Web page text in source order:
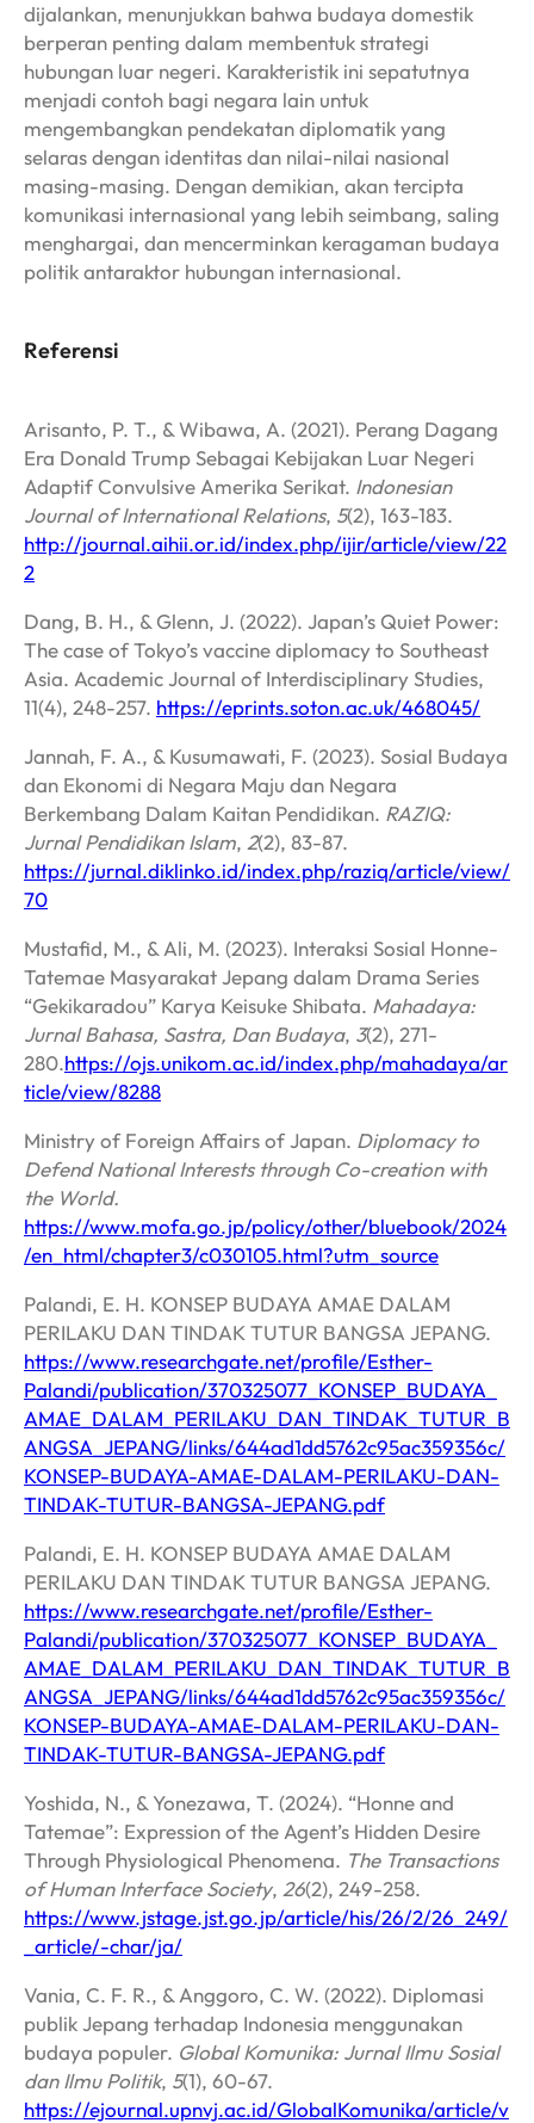
dijalankan, menunjukkan bahwa budaya domestik
berperan penting dalam membentuk strategi
hubungan luar negeri. Karakteristik ini sepatutnya
menjadi contoh bagi negara lain untuk
mengembangkan pendekatan diplomatik yang
selaras dengan identitas dan nilai-nilai nasional
masing-masing. Dengan demikian, akan tercipta
komunikasi internasional yang lebih seimbang, saling
menghargai, dan mencerminkan keragaman budaya
politik antaraktor hubungan internasional.
Referensi
Arisanto, P. T., & Wibawa, A. (2021). Perang Dagang
Era Donald Trump Sebagai Kebijakan Luar Negeri
Adaptif Convulsive Amerika Serikat. Indonesian
Journal of International Relations, 5(2), 163-183.
http://journal.aihii.or.id/index.php/ijir/article/view/22
2
Dang, B. H., & Glenn, J. (2022). Japan’s Quiet Power:
The case of Tokyo’s vaccine diplomacy to Southeast
Asia. Academic Journal of Interdisciplinary Studies,
11(4), 248-257. https://eprints.soton.ac.uk/468045/
Jannah, F. A., & Kusumawati, F. (2023). Sosial Budaya
dan Ekonomi di Negara Maju dan Negara
Berkembang Dalam Kaitan Pendidikan. RAZIQ:
Jurnal Pendidikan Islam, 2(2), 83-87.
https://jurnal.diklinko.id/index.php/raziq/article/view/
70
Mustafid, M., & Ali, M. (2023). Interaksi Sosial Honne-
Tatemae Masyarakat Jepang dalam Drama Series
“Gekikaradou” Karya Keisuke Shibata. Mahadaya:
Jurnal Bahasa, Sastra, Dan Budaya, 3(2), 271-
280.https://ojs.unikom.ac.id/index.php/mahadaya/ar
ticle/view/8288
Ministry of Foreign Affairs of Japan. Diplomacy to
Defend National Interests through Co-creation with
the World.
https://www.mofa.go.jp/policy/other/bluebook/2024
/en_html/chapter3/c030105.html?utm_source
Palandi, E. H. KONSEP BUDAYA AMAE DALAM
PERILAKU DAN TINDAK TUTUR BANGSA JEPANG.
https://www.researchgate.net/profile/Esther-
Palandi/publication/370325077_KONSEP_BUDAYA_
AMAE_DALAM_PERILAKU_DAN_TINDAK_TUTUR_B
ANGSA_JEPANG/links/644ad1dd5762c95ac359356c/
KONSEP-BUDAYA-AMAE-DALAM-PERILAKU-DAN-
TINDAK-TUTUR-BANGSA-JEPANG.pdf
Palandi, E. H. KONSEP BUDAYA AMAE DALAM
PERILAKU DAN TINDAK TUTUR BANGSA JEPANG.
https://www.researchgate.net/profile/Esther-
Palandi/publication/370325077_KONSEP_BUDAYA_
AMAE_DALAM_PERILAKU_DAN_TINDAK_TUTUR_B
ANGSA_JEPANG/links/644ad1dd5762c95ac359356c/
KONSEP-BUDAYA-AMAE-DALAM-PERILAKU-DAN-
TINDAK-TUTUR-BANGSA-JEPANG.pdf
Yoshida, N., & Yonezawa, T. (2024). “Honne and
Tatemae”: Expression of the Agent’s Hidden Desire
Through Physiological Phenomena. The Transactions
of Human Interface Society, 26(2), 249-258.
https://www.jstage.jst.go.jp/article/his/26/2/26_249/
_article/-char/ja/
Vania, C. F. R., & Anggoro, C. W. (2022). Diplomasi
publik Jepang terhadap Indonesia menggunakan
budaya populer. Global Komunika: Jurnal Ilmu Sosial
dan Ilmu Politik, 5(1), 60-67.
https://ejournal.upnvj.ac.id/GlobalKomunika/article/v